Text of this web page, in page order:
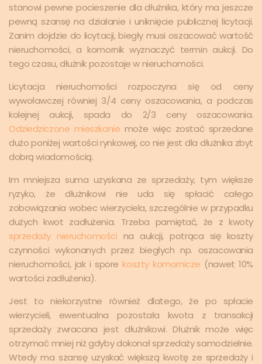
stanowi pewne pocieszenie dla dłużnika, który ma jeszcze
pewną szansę na działanie i uniknięcie publicznej licytacji.
Zanim dojdzie do licytacji, biegły musi oszacować wartość
nieruchomości, a komornik wyznaczyć termin aukcji. Do
tego czasu, dłużnik pozostaje w nieruchomości.
Licytacja nieruchomości rozpoczyna się od ceny
wywoławczej równiej 3/4 ceny oszacowania, a podczas
kolejnej aukcji, spada do 2/3 ceny oszacowania.
Odziedziczone mieszkanie może więc zostać sprzedane
dużo poniżej wartości rynkowej, co nie jest dla dłużnika zbyt
dobrą wiadomością.
Im mniejsza suma uzyskana ze sprzedaży, tym większe
ryzyko, że dłużnikowi nie uda się spłacić całego
zobowiązania wobec wierzyciela, szczególnie w przypadku
dużych kwot zadłużenia. Trzeba pamiętać, że z kwoty
sprzedaży nieruchomości na aukcji, potrąca się koszty
czynności wykonanych przez biegłych np. oszacowania
nieruchomości, jak i sporekoszty komornicze (nawet 10%
wartości zadłużenia).
Jest to niekorzystne również dlatego, że po spłacie
wierzycieli, ewentualna pozostała kwota z transakcji
sprzedaży zwracana jest dłużnikowi. Dłużnik może więc
otrzymać mniej niż gdyby dokonał sprzedaży samodzielnie.
Wtedy ma szansę uzyskać większą kwotę ze sprzedaży i